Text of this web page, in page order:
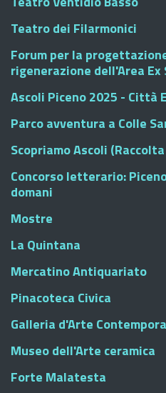
Teatro dei Filarmonici
Forum per la
rigenerazione dell'Area Ex
Ascoli Piceno 2025 - Città
Parco avventura a Colle
Scopriamo Ascoli
Concorso letterario:
domani
Mostre
La Quintana
Mercatino Antiquariato
Pinacoteca Civica
Galleria d'Arte
Museo dell'Arte ceramica
Forte Malatesta